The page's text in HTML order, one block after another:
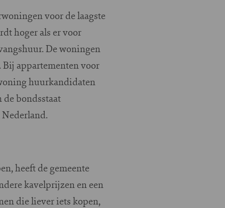
voor de laagste
hoger als er voor
De woningen
appartementen voor
huurkandidaten
bondsstaat
Nederland.
heeft de gemeente
kavelprijzen en een
die liever iets kopen,